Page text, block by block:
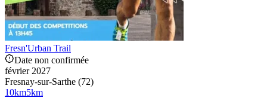
Fresn'Urban Trail
Date non confirmée
février 2027
Fresnay-sur-Sarthe (72)
10km5km